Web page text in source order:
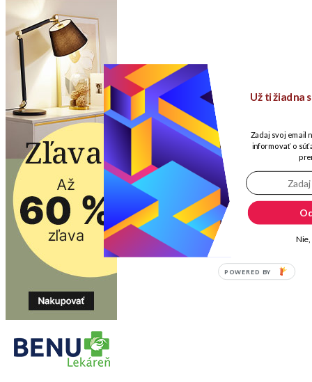
Už ti žiadna
Zadaj svoj email
informovať o